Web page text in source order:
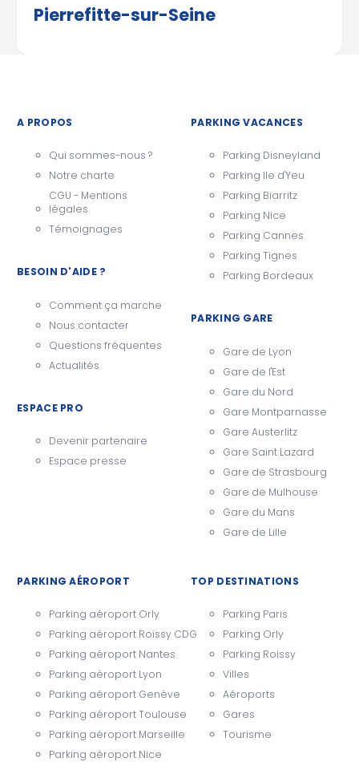
Pierrefitte-sur-Seine
A PROPOS
Qui sommes-nous ?
Notre charte
CGU - Mentions
légales
Témoignages
BESOIN D'AIDE ?
Comment ça marche
Nous contacter
Questions fréquentes
Actualités
ESPACE PRO
Devenir partenaire
Espace presse
PARKING VACANCES
Parking Disneyland
Parking Ile d'Yeu
Parking Biarritz
Parking Nice
Parking Cannes
Parking Tignes
Parking Bordeaux
PARKING GARE
Gare de Lyon
Gare de l'Est
Gare du Nord
Gare Montparnasse
Gare Austerlitz
Gare Saint Lazard
Gare de Strasbourg
Gare de Mulhouse
Gare du Mans
Gare de Lille
PARKING AÉROPORT
Parking aéroport Orly
Parking aéroport Roissy CDG
Parking aéroport Nantes
Parking aéroport Lyon
Parking aéroport Genève
Parking aéroport Toulouse
Parking aéroport Marseille
Parking aéroport Nice
TOP DESTINATIONS
Parking Paris
Parking Orly
Parking Roissy
Villes
Aéroports
Gares
Tourisme